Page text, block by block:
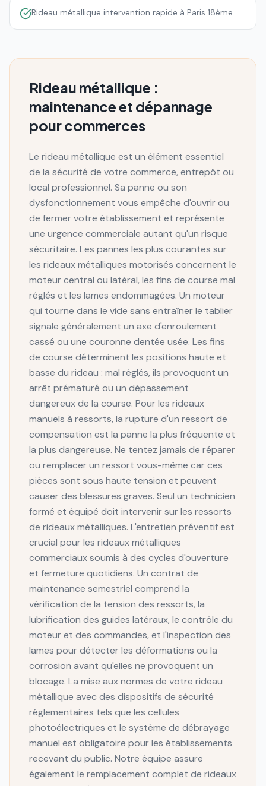
Rideau métallique intervention rapide à Paris 18ème
Rideau métallique :
maintenance et dépannage
pour commerces
Le rideau métallique est un élément essentiel
de la sécurité de votre commerce, entrepôt ou
local professionnel. Sa panne ou son
dysfonctionnement vous empêche d'ouvrir ou
de fermer votre établissement et représente
une urgence commerciale autant qu'un risque
sécuritaire. Les pannes les plus courantes sur
les rideaux métalliques motorisés concernent le
moteur central ou latéral, les fins de course mal
réglés et les lames endommagées. Un moteur
qui tourne dans le vide sans entraîner le tablier
signale généralement un axe d'enroulement
cassé ou une couronne dentée usée. Les fins
de course déterminent les positions haute et
basse du rideau : mal réglés, ils provoquent un
arrêt prématuré ou un dépassement
dangereux de la course. Pour les rideaux
manuels à ressorts, la rupture d'un ressort de
compensation est la panne la plus fréquente et
la plus dangereuse. Ne tentez jamais de réparer
ou remplacer un ressort vous-même car ces
pièces sont sous haute tension et peuvent
causer des blessures graves. Seul un technicien
formé et équipé doit intervenir sur les ressorts
de rideaux métalliques. L'entretien préventif est
crucial pour les rideaux métalliques
commerciaux soumis à des cycles d'ouverture
et fermeture quotidiens. Un contrat de
maintenance semestriel comprend la
vérification de la tension des ressorts, la
lubrification des guides latéraux, le contrôle du
moteur et des commandes, et l'inspection des
lames pour détecter les déformations ou la
corrosion avant qu'elles ne provoquent un
blocage. La mise aux normes de votre rideau
métallique avec des dispositifs de sécurité
réglementaires tels que les cellules
photoélectriques et le système de débrayage
manuel est obligatoire pour les établissements
recevant du public. Notre équipe assure
également le remplacement complet de rideaux